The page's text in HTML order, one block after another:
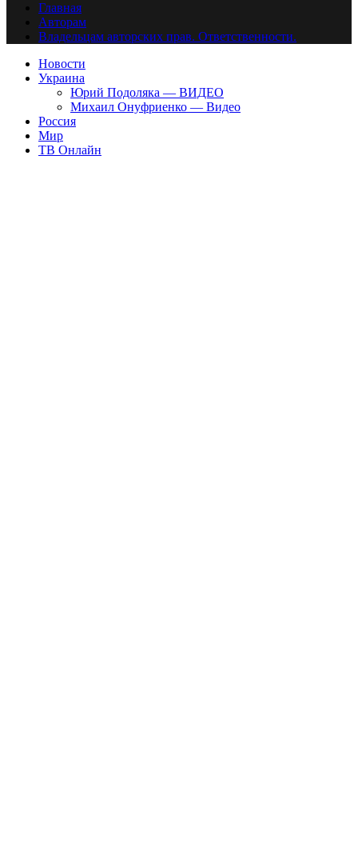
Главная
Авторам
Владельцам авторских прав. Ответственности.
Новости
Украина
Юрий Подоляка — ВИДЕО
Михаил Онуфриенко — Видео
Россия
Мир
ТВ Онлайн